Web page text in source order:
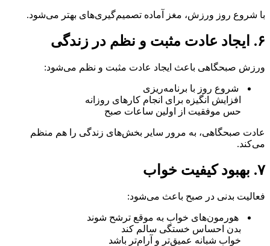
با شروع روز ورزش، مغز آماده تصمیم‌گیری‌های بهتر می‌شود.
۶. ایجاد عادت مثبت و نظم در زندگی
ورزش صبحگاهی باعث ایجاد عادت مثبت و نظم می‌شود:
شروع روز با برنامه‌ریزی
افزایش انگیزه برای انجام کارهای روزانه
حس موفقیت از اولین ساعات صبح
عادت صبحگاهی، به مرور سایر بخش‌های زندگی را هم منظم
می‌کند.
۷. بهبود کیفیت خواب
فعالیت بدنی در صبح باعث می‌شود:
هورمون‌های خواب به موقع ترشح شوند
بدن احساس خستگی سالم کند
خواب شبانه عمیق‌تر و آرام‌تر باشد